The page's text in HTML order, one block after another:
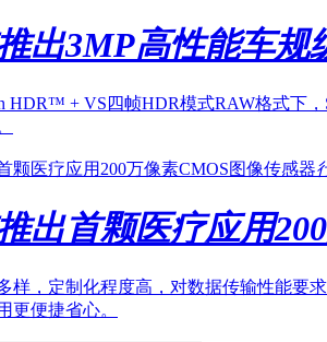
出3MP高性能车规
HDR™ + VS四帧HDR模式RAW格式下
出首颗医疗应用
样，定制化程度高，对数据传输性能要
更便捷省心。